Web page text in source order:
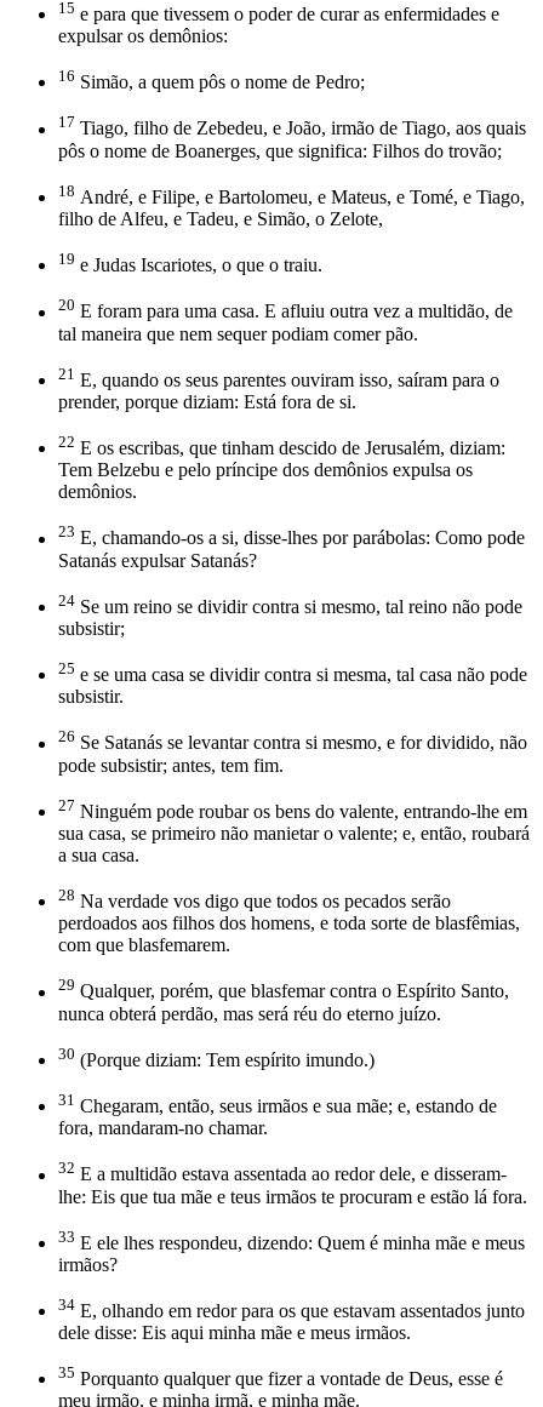
15 e para que tivessem o poder de curar as enfermidades e
expulsar os demônios:
16 Simão, a quem pôs o nome de Pedro;
17 Tiago, filho de Zebedeu, e João, irmão de Tiago, aos quais
pôs o nome de Boanerges, que significa: Filhos do trovão;
18 André, e Filipe, e Bartolomeu, e Mateus, e Tomé, e Tiago,
filho de Alfeu, e Tadeu, e Simão, o Zelote,
19 e Judas Iscariotes, o que o traiu.
20 E foram para uma casa. E afluiu outra vez a multidão, de
tal maneira que nem sequer podiam comer pão.
21 E, quando os seus parentes ouviram isso, saíram para o
prender, porque diziam: Está fora de si.
22 E os escribas, que tinham descido de Jerusalém, diziam:
Tem Belzebu e pelo príncipe dos demônios expulsa os
demônios.
23 E, chamando-os a si, disse-lhes por parábolas: Como pode
Satanás expulsar Satanás?
24 Se um reino se dividir contra si mesmo, tal reino não pode
subsistir;
25 e se uma casa se dividir contra si mesma, tal casa não pode
subsistir.
26 Se Satanás se levantar contra si mesmo, e for dividido, não
pode subsistir; antes, tem fim.
27 Ninguém pode roubar os bens do valente, entrando-lhe em
sua casa, se primeiro não manietar o valente; e, então, roubará
a sua casa.
28 Na verdade vos digo que todos os pecados serão
perdoados aos filhos dos homens, e toda sorte de blasfêmias,
com que blasfemarem.
29 Qualquer, porém, que blasfemar contra o Espírito Santo,
nunca obterá perdão, mas será réu do eterno juízo.
30 (Porque diziam: Tem espírito imundo.)
31 Chegaram, então, seus irmãos e sua mãe; e, estando de
fora, mandaram-no chamar.
32 E a multidão estava assentada ao redor dele, e disseram-
lhe: Eis que tua mãe e teus irmãos te procuram e estão lá fora.
33 E ele lhes respondeu, dizendo: Quem é minha mãe e meus
irmãos?
34 E, olhando em redor para os que estavam assentados junto
dele disse: Eis aqui minha mãe e meus irmãos.
35 Porquanto qualquer que fizer a vontade de Deus, esse é
meu irmão, e minha irmã, e minha mãe.